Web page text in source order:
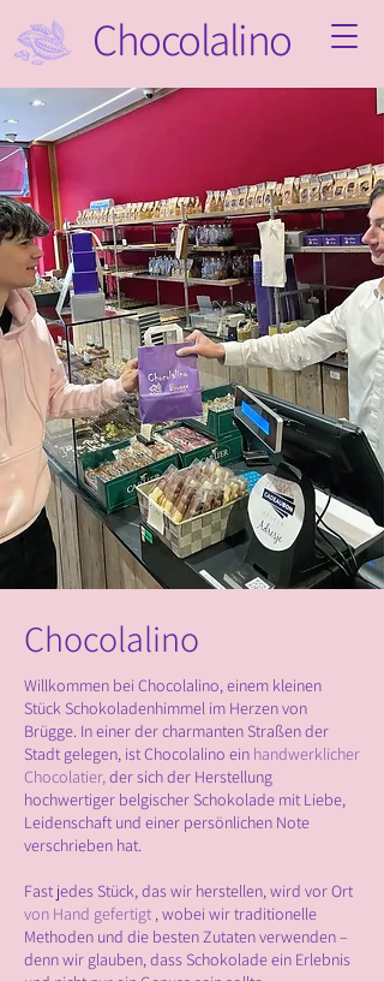
Chocolalino
Chocolalino
Willkommen bei Chocolalino, einem kleinen
Stück Schokoladenhimmel im Herzen von
Brügge. In einer der charmanten Straßen der
Stadt gelegen, ist Chocolalino ein handwerklicher
Chocolatier,der sich der Herstellung
hochwertiger belgischer Schokolade mit Liebe,
Leidenschaft und einer persönlichen Note
verschrieben hat.
Fast jedes Stück, das wir herstellen, wird vor Ort
von Hand gefertigt , wobei wir traditionelle
Methoden und die besten Zutaten verwenden –
denn wir glauben, dass Schokolade ein Erlebnis